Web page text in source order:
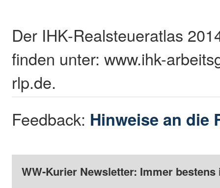
Der IHK-Realsteueratlas
finden unter: www.ihk-
rlp.de.
Feedback: Hinweise an die
WW-Kurier Newsletter: Immer